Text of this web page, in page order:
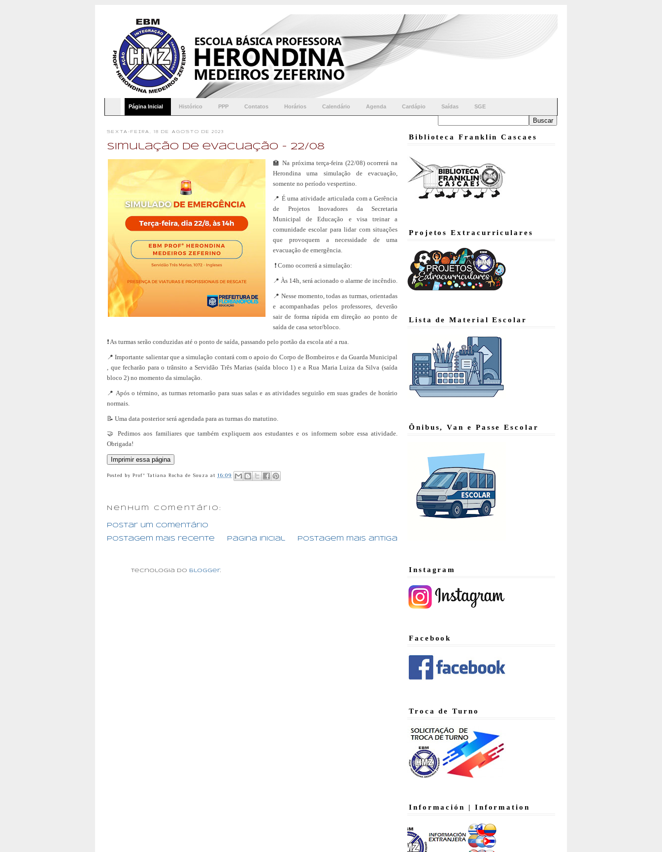
Página Inicial Histórico PPP Contatos Horários Calendário Agenda Cardápio Saídas SGE
SEXTA-FEIRA, 18 DE AGOSTO DE 2023
Simulação de evacuação - 22/08
🏫 Na próxima terça-feira (22/08) ocorrerá na
Herondina uma simulação de evacuação,
somente no período vespertino.
📍 É uma atividade articulada com a Gerência
de Projetos Inovadores da Secretaria
Municipal de Educação e visa treinar a
comunidade escolar para lidar com situações
que provoquem a necessidade de uma
evacuação de emergência.
❗ Como ocorrerá a simulação:
📍 Às 14h, será acionado o alarme de incêndio.
📍 Nesse momento, todas as turmas, orientadas
e acompanhadas pelos professores, deverão
sair de forma rápida em direção ao ponto de
saída de casa setor/bloco.
❗ As turmas serão conduzidas até o ponto de saída, passando pelo portão da escola até a rua.
📍 Importante salientar que a simulação contará com o apoio do Corpo de Bombeiros e da Guarda Municipal
, que fecharão para o trânsito a Servidão Três Marias (saída bloco 1) e a Rua Maria Luiza da Silva (saída
bloco 2) no momento da simulação.
📍 Após o término, as turmas retornarão para suas salas e as atividades seguirão em suas grades de horário
normais.
📝 Uma data posterior será agendada para as turmas do matutino.
🤝 Pedimos aos familiares que também expliquem aos estudantes e os informem sobre essa atividade.
Obrigada!
Posted byProfª Tatiana Rocha de Souza at 16:09
Nenhum comentário:
Postar um comentário
Postagem mais recente Postagem mais antiga
Página inicial
Tecnologia do Blogger.
Biblioteca Franklin Cascaes
Projetos Extracurriculares
Lista de Material Escolar
Ônibus, Van e Passe Escolar
Instagram
Facebook
Troca de Turno
Información | Information